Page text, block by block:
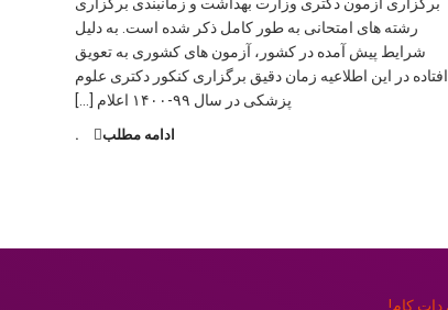
رشته های امتحانی به طور کامل ذکر شده است. به دلیل
شرایط پیش آمده در کشور، آزمون های کشوری به تعویق
افتاده در این اطلاعیه زمان دقیق برگزاری کنکور دکتری علوم
پزشکی در سال ۹۹-۱۴۰۰ اعلام […]
ادامه مطلب .